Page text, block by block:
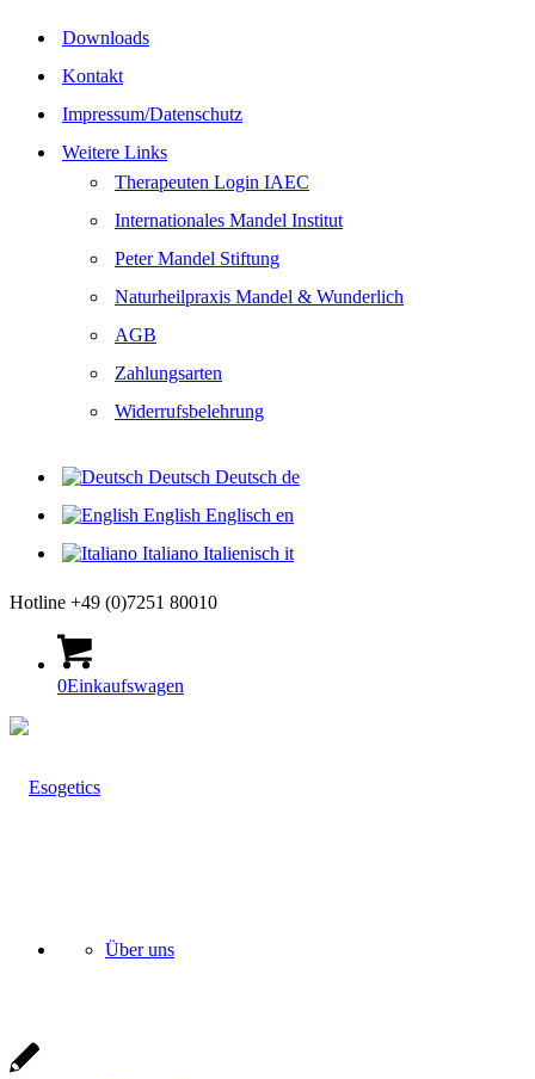
Downloads
Kontakt
Impressum/Datenschutz
Weitere Links
Therapeuten Login IAEC
Internationales Mandel Institut
Peter Mandel Stiftung
Naturheilpraxis Mandel & Wunderlich
AGB
Zahlungsarten
Widerrufsbelehrung
Deutsch Deutsch de
English Englisch en
Italiano Italienisch it
Hotline +49 (0)7251 80010
0Einkaufswagen
Über uns